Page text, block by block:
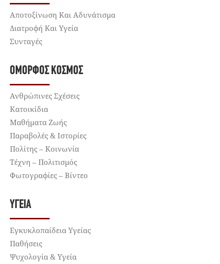
Αποτοξίνωση Και Αδυνάτισμα
Διατροφή Και Υγεία
Συνταγές
ΌΜΟΡΦΟΣ ΚΌΣΜΟΣ
Ανθρώπινες Σχέσεις
Κατοικίδια
Μαθήματα Ζωής
Παραβολές & Ιστορίες
Πολίτης – Κοινωνία
Τέχνη – Πολιτισμός
Φωτογραφίες – Βίντεο
ΥΓΕΊΑ
Εγκυκλοπαίδεια Υγείας
Παθήσεις
Ψυχολογία & Υγεία